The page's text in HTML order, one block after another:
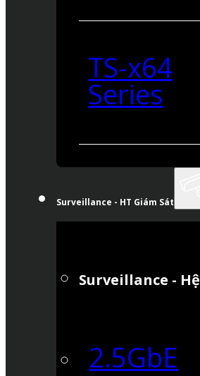
TS-x64
Series
Surveillance - HT Giám Sát
Surveillance -
2.5GbE